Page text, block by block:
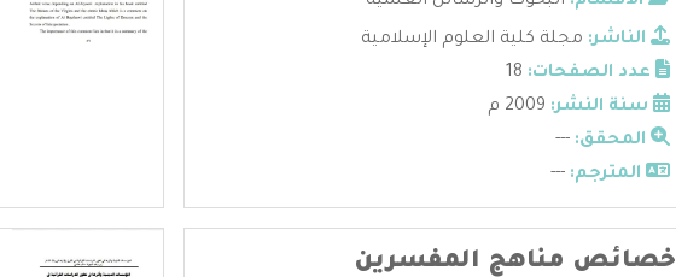
الناشر: مجلة كلية العلوم الإسلامية
عدد الصفحات:
سنة النشر:
المحقق: ---
المترجم: ---
خصائص مناهج المفسرين